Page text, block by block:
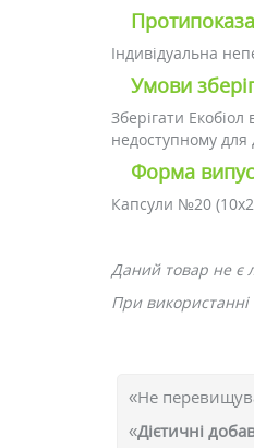
Індивідуальна
Умови
Зберігати
недоступному для
Форма
Капсули №20
Даний товар не є
При
«Не
«Дієтичні